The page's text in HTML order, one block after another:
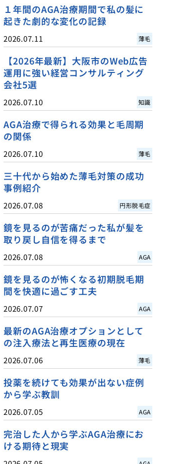
１年間のAGA治療期間で私の髪に
起きた劇的な変化の記録
2026.07.11 薄毛
【2026年最新】大阪市のWeb広告
運用に強い経営コンサルティング
会社5選
2026.07.10 知識
AGA治療で得られる効果と毛周期
の関係
2026.07.10 薄毛
三十代から始めた薄毛対策の成功
事例紹介
2026.07.08 円形脱毛症
鏡を見るのが苦痛だった私が髪を
取り戻し自信を得るまで
2026.07.08 AGA
鏡を見るのが怖くなる初期脱毛期
間を快適に過ごす工夫
2026.07.07 AGA
最新のAGA治療オプションとして
の注入療法と再生医療の現在
2026.07.06 薄毛
投薬を続けても効果が出ない症例
から学ぶ教訓
2026.07.05 AGA
完治した人から学ぶAGA治療にお
ける期待と現実